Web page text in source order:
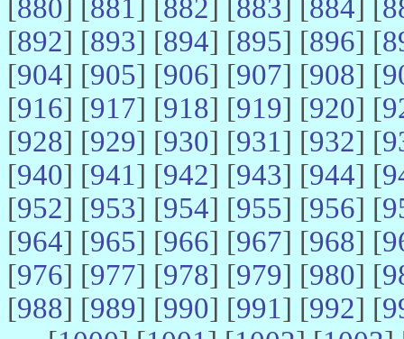
[880] [881] [882] [883] [884] [
[892] [893] [894] [895] [896] [
[904] [905] [906] [907] [908] [
[916] [917] [918] [919] [920] [
[928] [929] [930] [931] [932] [
[940] [941] [942] [943] [944] [
[952] [953] [954] [955] [956] [
[964] [965] [966] [967] [968] [
[976] [977] [978] [979] [980] [
[988] [989] [990] [991] [992] [